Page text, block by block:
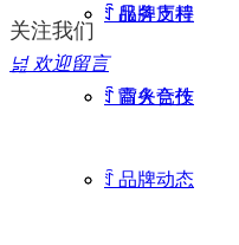
ꄷ 品牌历程
ꄷ 雷火竞技
ꄷ 品牌动态
ꄷ 服务支持
ꄷ 商务合作
关注我们
넖 欢迎留言